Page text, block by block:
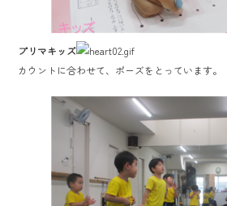
プリマキッズ
カウントに合わせて、ポーズをとっています。